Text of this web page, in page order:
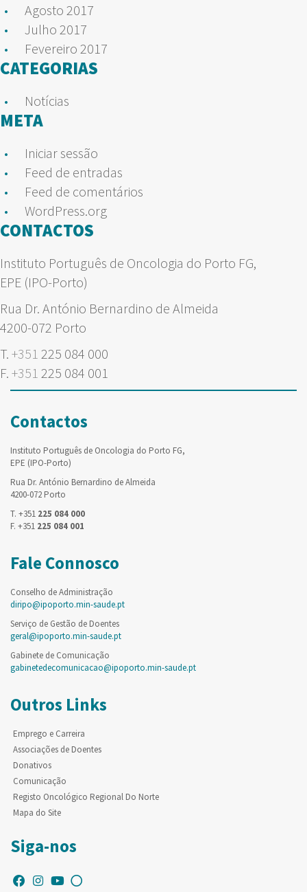
Agosto 2017
Julho 2017
Fevereiro 2017
CATEGORIAS
Notícias
META
Iniciar sessão
Feed de entradas
Feed de comentários
WordPress.org
CONTACTOS
Instituto Português de Oncologia do Porto FG,
EPE (IPO-Porto)
Rua Dr. António Bernardino de Almeida
4200-072 Porto
T. +351 225 084 000
F. +351 225 084 001
Contactos
Instituto Português de Oncologia do Porto FG,
EPE (IPO-Porto)
Rua Dr. António Bernardino de Almeida
4200-072 Porto
T. +351 225 084 000
F. +351 225 084 001
Fale Connosco
Conselho de Administração
diripo@ipoporto.min-saude.pt
Serviço de Gestão de Doentes
geral@ipoporto.min-saude.pt
Gabinete de Comunicação
gabinetedecomunicacao@ipoporto.min-saude.pt
Outros Links
Emprego e Carreira
Associações de Doentes
Donativos
Comunicação
Registo Oncológico Regional Do Norte
Mapa do Site
Siga-nos